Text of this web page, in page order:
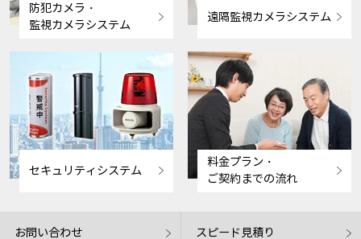
防犯カメラ・
監視カメラシステム
遠隔監視カメラシステム
セキュリティシステム
料金プラン・
ご契約までの流れ
お問い合わせ スピード見積り